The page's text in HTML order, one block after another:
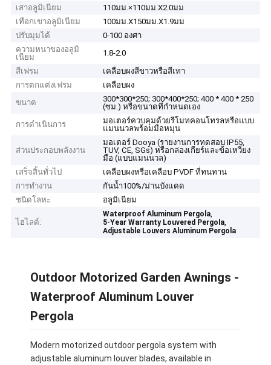
เสาอลูมิเนียม
110มม.×110มม.X2.0มม
เทือกเขาอลูมิเนียม
100มม.X150มม.X1.9มม
ปรับมุมได้
0-100 องศา
ความหนาของอลูมิ
เนียม
1.8-2.0
สีเฟรม
เคลือบผงสีขาวหรือสีเทา
การตกแต่งเฟรม
เคลือบผง
ขนาด
300*300*250; 300*400*250; 400 * 400 * 250
(ซม.) หรือขนาดที่กำหนดเอง
การดำเนินการ
มอเตอร์ควบคุมด้วยรีโมทคอนโทรลหรือแบบ
แมนนวลพร้อมมือหมุน
ส่วนประกอบพลังงาน
มอเตอร์ Dooya (รายงานการทดสอบ IP55,
TUV, CE, SGs) หรือกล่องเกียร์และข้อเหวี่ยง
มือ (แบบแมนนวล)
เสร็จสิ้นทั่วไป
เคลือบผงหรือเคลือบ PVDF ที่ทนทาน
การทำงาน
กันน้ำ100%/ม่านบังแดด
ชนิดโลหะ
อลูมิเนียม
ไฮไลต์:
Waterproof Aluminum Pergola,
5-Year Warranty Louvered Pergola,
Adjustable Louvers Aluminum Pergola
Outdoor Motorized Garden Awnings -
Waterproof Aluminum Louver
Pergola
Modern motorized outdoor pergola system with
adjustable aluminum louver blades, available in